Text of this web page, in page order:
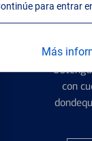
Más
con